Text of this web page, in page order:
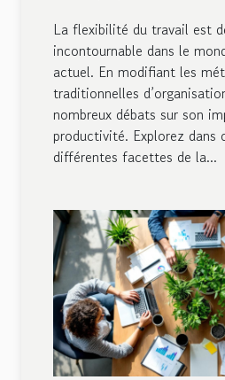
La flexibilité du travail est
incontournable dans le
actuel. En modifiant les
traditionnelles
nombreux débats sur son
productivité. Explorez dans
différentes facettes de la...